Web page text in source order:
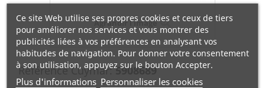
Agrandir l'image
Référence Cuymar: 5908689
Ce site Web utilise ses propres cookies et ceux de tiers
pour améliorer nos services et vous montrer des
publicités liées à vos préférences en analysant vos
habitudes de navigation. Pour donner votre consentement
à son utilisation, appuyez sur le bouton Accepter.
Plus d'informations Personnaliser les cookies